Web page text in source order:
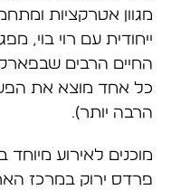
מגוון אטרקציות
ייחודית עם רוי בוי,
החיים הרבים
כל אחד מוצא את
הרבה יותר).
מוכנים לאירוע
פרדס ירוק במרכז